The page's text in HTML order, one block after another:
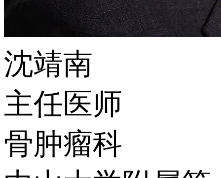
沈靖南
主任医师
骨肿瘤科